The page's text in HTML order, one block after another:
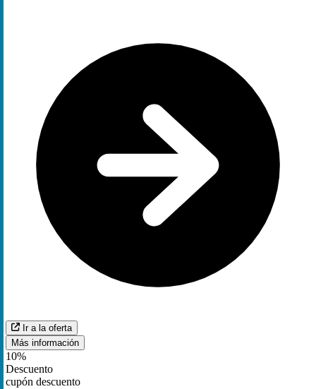
Ir a la oferta
Más información
10%
Descuento
cupón descuento